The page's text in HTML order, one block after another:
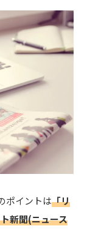
ポイントは「リ
新聞(ニュース